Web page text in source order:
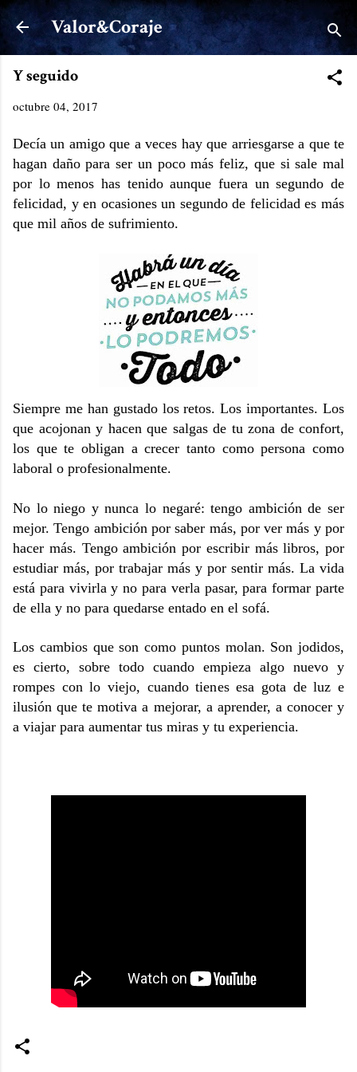
Ir al contenido principal
Valor&Coraje
Y seguido
octubre 04, 2017
Decía un amigo que a veces hay que arriesgarse a que te
hagan daño para ser un poco más feliz, que si sale mal
por lo menos has tenido aunque fuera un segundo de
felicidad, y en ocasiones un segundo de felicidad es más
que mil años de sufrimiento.
Siempre me han gustado los retos. Los importantes. Los
que acojonan y hacen que salgas de tu zona de confort,
los que te obligan a crecer tanto como persona como
laboral o profesionalmente.
No lo niego y nunca lo negaré: tengo ambición de ser
mejor. Tengo ambición por saber más, por ver más y por
hacer más. Tengo ambición por escribir más libros, por
estudiar más, por trabajar más y por sentir más. La vida
está para vivirla y no para verla pasar, para formar parte
de ella y no para quedarse entado en el sofá.
Los cambios que son como puntos molan. Son jodidos,
es cierto, sobre todo cuando empieza algo nuevo y
rompes con lo viejo, cuando tienes esa gota de luz e
ilusión que te motiva a mejorar, a aprender, a conocer y
a viajar para aumentar tus miras y tu experiencia.